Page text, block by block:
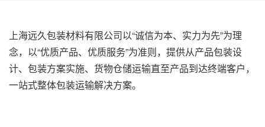
上海远久包装材料有限公司以“诚信为本、实力为先”为理
念，以“优质产品、优质服务”为准则，提供从产品包装设
计、包装方案实施、货物仓储运输直至产品到达终端客户，
一站式整体包装运输解决方案。